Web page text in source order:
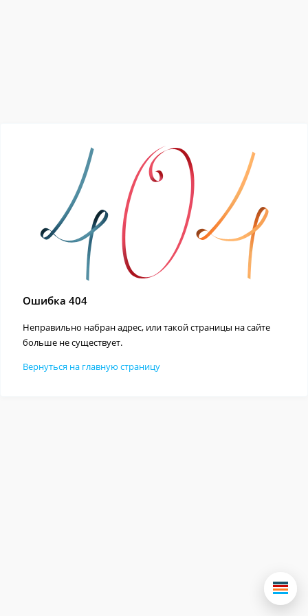
Ошибка 404
Неправильно набран адрес, или такой страницы на сайте
больше не существует.
Вернуться на главную страницу